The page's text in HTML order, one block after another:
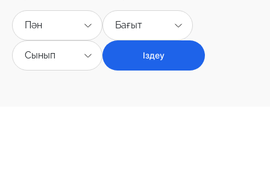
Пән Бағыт
Сынып Іздеу